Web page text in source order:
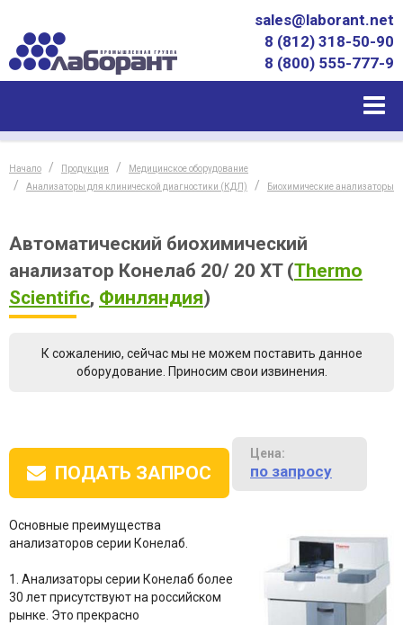
sales@laborant.net
8 (812) 318-50-90
8 (800) 555-777-9
Начало Продукция
Медицинское оборудование
Анализаторы для клинической диагностики (КДЛ)
Биохимические анализаторы
Автоматический биохимический
анализатор Конелаб 20/ 20 XT(Thermo
Scientific, Финляндия)
К сожалению, сейчас мы не можем поставить данное
оборудование. Приносим свои извинения.
ПОДАТЬ ЗАПРОС
Цена:
по запросу
Основные преимущества
анализаторов серии Конелаб.
1. Анализаторы серии Конелаб более
30 лет присутствуют на российском
рынке. Это прекрасно